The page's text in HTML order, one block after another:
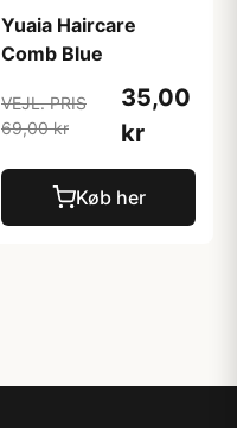
Yuaia Haircare
Comb Blue
VEJL. PRIS
69,00 kr
35,00
kr
Køb her